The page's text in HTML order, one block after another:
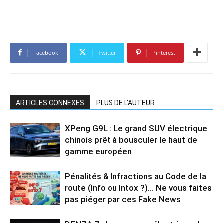
Facebook Twitter Pinterest
ARTICLES CONNEXES PLUS DE L'AUTEUR
XPeng G9L : Le grand SUV électrique
chinois prêt à bousculer le haut de
gamme européen
Pénalités & Infractions au Code de la
route (Info ou Intox ?)… Ne vous faites
pas piéger par ces Fake News